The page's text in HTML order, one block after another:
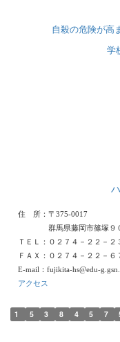
自殺の危険が高
学
住 所：〒375-0017
群馬県藤岡市篠塚
ＴＥＬ：０２７４－２２－２
ＦＡＸ：０２７４－２２－６
E-mail：fujikita-hs@edu-
アクセス
1 5 3 8 4 5 7